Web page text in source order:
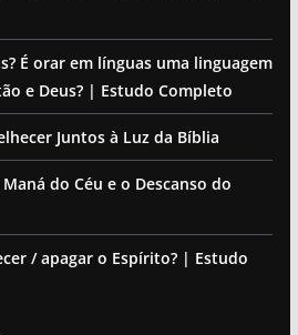
É orar em línguas uma linguagem
e Deus? | Estudo Completo
Juntos à Luz da Bíblia
Maná do Céu e o Descanso do
/ apagar o Espírito? | Estudo